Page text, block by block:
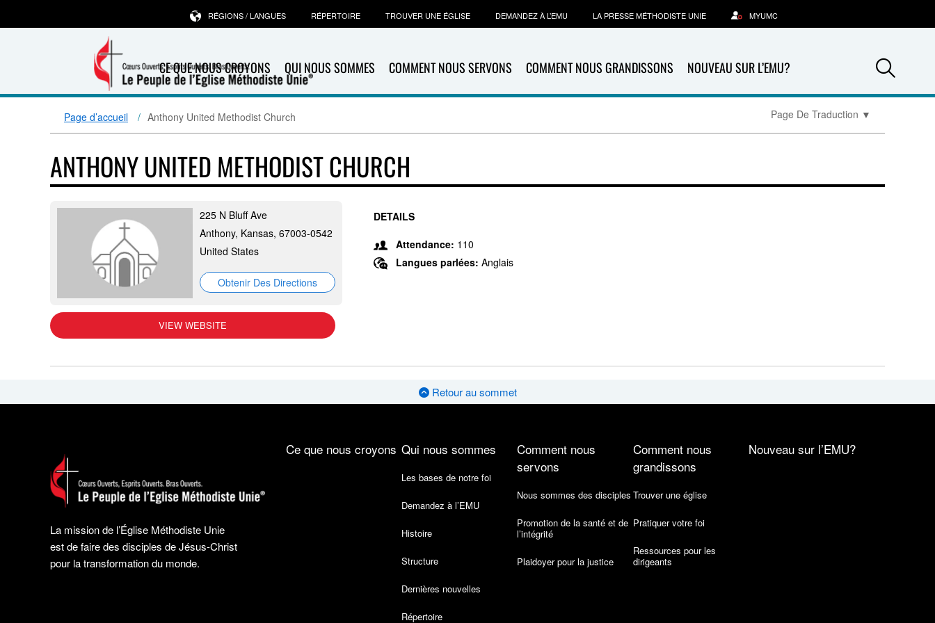
CE QUE NOUS CROYONS QUI NOUS SOMMES COMMENT NOUS SERVONS COMMENT NOUS GRANDISSONS NOUVEAU SUR L’EMU?
RÉGIONS / LANGUES RÉPERTOIRE TROUVER UNE ÉGLISE DEMANDEZ À L’EMU LA PRESSE MÉTHODISTE UNIE MYUMC
Page d’accueil Anthony United Methodist Church Page De Traduction ▼
ANTHONY UNITED METHODIST CHURCH
225 N Bluff Ave
Anthony, Kansas, 67003-0542
United States
Obtenir Des Directions
VIEW WEBSITE
DETAILS
Attendance: 110
Langues parlées: Anglais
Retour au sommet
La mission de l’Église Méthodiste Unie
est de faire des disciples de Jésus-Christ
pour la transformation du monde.
Ce que nous croyons Qui nous sommes
Les bases de notre foi
Demandez à l’EMU
Histoire
Structure
Dernières nouvelles
Répertoire
Comment nous
servons
Nous sommes des disciples
Promotion de la santé et de
l’intégrité
Plaidoyer pour la justice
Comment nous
grandissons
Trouver une église
Pratiquer votre foi
Ressources pour les
dirigeants
Nouveau sur l’EMU?